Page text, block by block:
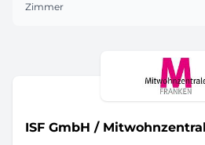
Zimmer
ISF GmbH /